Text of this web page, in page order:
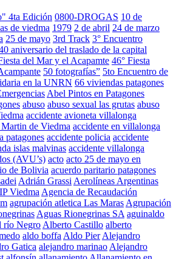
4ta Edición 0800-DROGAS 10 de
de viedma 1979 2 de abril 24 de marzo
25 de mayo 3rd Track 3° Encuentro
aniversario del traslado de la capital
del Mar y el Acapamte 46° Fiesta
50 fotografías” 5to Encuentro de
en la UNRN 66 viviendas patagones
Abel Pintos en Patagones
abuso abuso sexual las grutas abuso
accidente avioneta villalonga
de Viedma accidente en villalonga
patagones accidente policia accidente
islas malvinas accidente villalonga
(AVU’s) acto acto 25 de mayo en
de Bolivia acuerdo paritario patagones
Adrián Grassi Aerolíneas Argentinas
Viedma Agencia de Recaudación
agrupación atletica Las Maras Agrupación
Aguas Rionegrinas SA aguinaldo
río Negro Alberto Castillo alberto
aldo boffa Aldo Pier Alejandro
Gatica alejandro marinao Alejandro